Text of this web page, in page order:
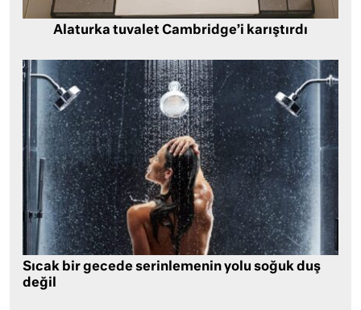
Alaturka tuvalet Cambridge’i karıştırdı
Sıcak bir gecede serinlemenin yolu soğuk duş
değil